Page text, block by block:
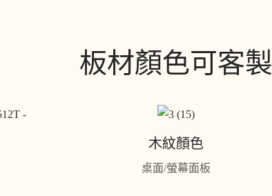
板材顏色可客製
木紋顏色
桌面/螢幕面板